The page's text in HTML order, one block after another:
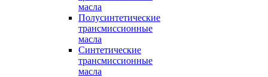
масла
Полусинтетические
трансмиссионные
масла
Синтетические
трансмиссионные
масла